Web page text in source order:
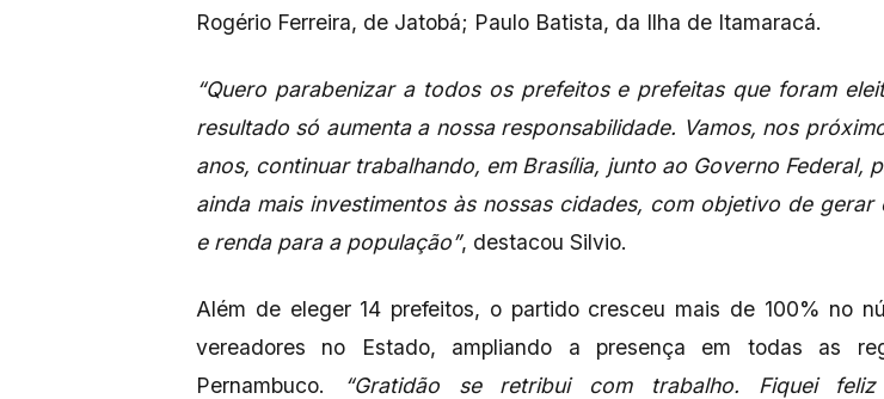
Rogério Ferreira, de Jatobá; Paulo Batista, da Ilha de Itamaracá.
“Quero parabenizar a todos os prefeitos e prefeitas que foram
resultado só aumenta a nossa responsabilidade. Vamos, nos
anos, continuar trabalhando, em Brasília, junto ao Governo Federal,
ainda mais investimentos às nossas cidades, com objetivo de gerar
e renda para a população”, destacou Silvio.
Além de eleger 14 prefeitos, o partido cresceu mais de 100% no
vereadores no Estado, ampliando a presença em todas as
Pernambuco.
“Gratidão se retribui com trabalho. Fiquei